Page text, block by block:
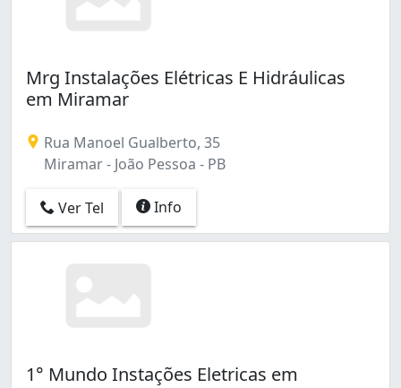
Mrg Instalações Elétricas E Hidráulicas
em Miramar
Rua Manoel Gualberto, 35
Miramar - João Pessoa - PB
Ver Tel Info
1° Mundo Instações Eletricas em